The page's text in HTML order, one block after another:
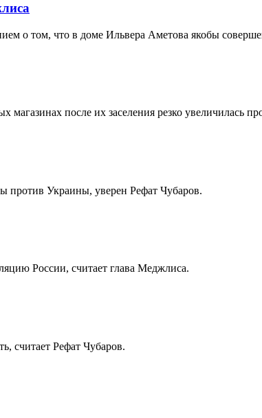
о том, что в доме Ильвера Аметова якобы
после их заселения резко увеличилась
против Украины, уверен Рефат Чубаров.
России, считает глава Меджлиса.
считает Рефат Чубаров.